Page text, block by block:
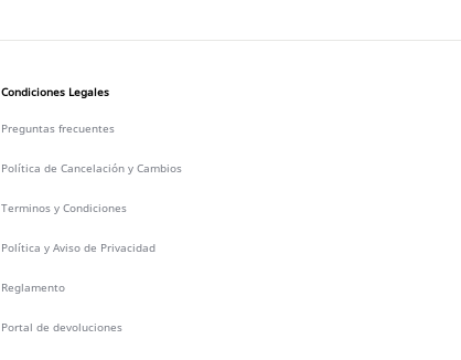
Condiciones Legales
Preguntas frecuentes
Política de Cancelación y Cambios
Terminos y Condiciones
Política y Aviso de Privacidad
Reglamento
Portal de devoluciones